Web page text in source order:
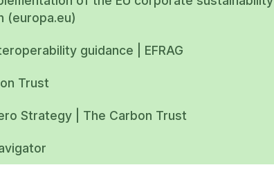
(europa.eu)
guidance | EFRAG
Trust
Strategy | The Carbon Trust